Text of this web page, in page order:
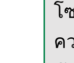
โ
ค